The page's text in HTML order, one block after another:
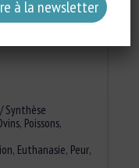
Marchant
Synthèse
, Poissons,
, Euthanasie, Peur,